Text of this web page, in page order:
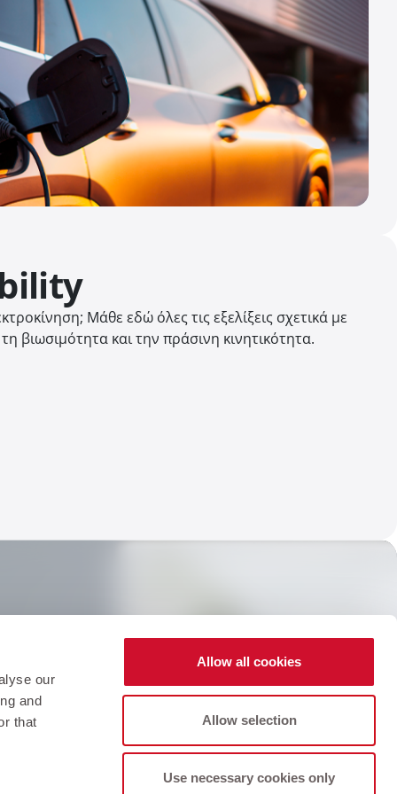
our
and
that
Allow all cookies
Allow selection
Use necessary cookies only
Μάθε εδώ όλες τις εξελίξεις σχετικά με
βιωσιμότητα και την πράσινη κινητικότητα.
newsletter and be the first to know
and promotions!